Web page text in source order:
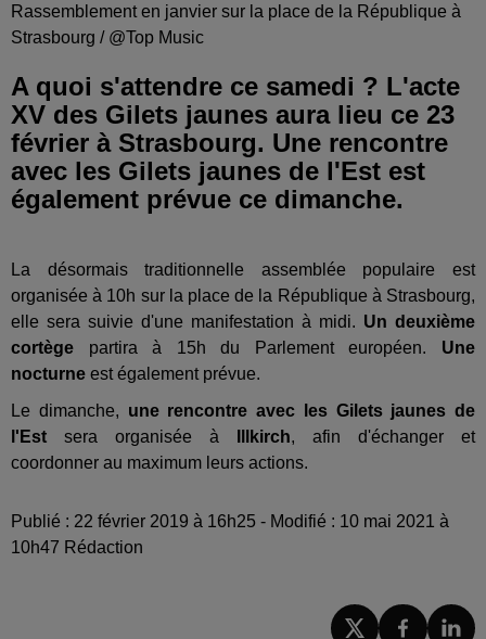
Rassemblement en janvier sur la place de la République à
Strasbourg / @Top Music
A quoi s'attendre ce samedi ? L'acte
XV des Gilets jaunes aura lieu ce 23
février à Strasbourg. Une rencontre
avec les Gilets jaunes de l'Est est
également prévue ce dimanche.
La désormais traditionnelle assemblée populaire est
organisée à 10h sur la place de la République à Strasbourg,
elle sera suivie d'une manifestation à midi. Un deuxième
cortège partira à 15h du Parlement européen. Une
nocturne est également prévue.
Le dimanche, une rencontre avec les Gilets jaunes de
l'Est sera organisée à Illkirch, afin d'échanger et
coordonner au maximum leurs actions.
Publié : 22 février 2019 à 16h25 - Modifié : 10 mai 2021 à
10h47 Rédaction